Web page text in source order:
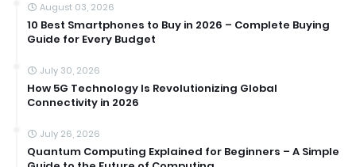
August 03, 2026
10 Best Smartphones to Buy in 2026 – Complete Buying
Guide for Every Budget
July 30, 2026
How 5G Technology Is Revolutionizing Global
Connectivity in 2026
July 26, 2026
Quantum Computing Explained for Beginners – A Simple